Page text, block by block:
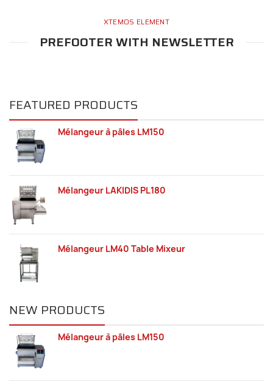
XTEMOS ELEMENT
PREFOOTER WITH NEWSLETTER
FEATURED PRODUCTS
Mélangeur à pâles LM150
Mélangeur LAKIDIS PL180
Mélangeur LM40 Table Mixeur
NEW PRODUCTS
Mélangeur à pâles LM150